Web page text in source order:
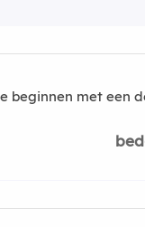
beginnen met een